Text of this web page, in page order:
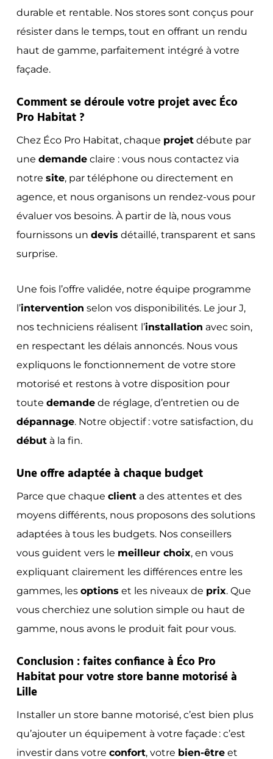
durable et rentable. Nos stores sont conçus pour
résister dans le temps, tout en offrant un rendu
haut de gamme, parfaitement intégré à votre
façade.
Comment se déroule votre projet avec Éco
Pro Habitat ?
Chez Éco Pro Habitat, chaque projetdébute par
une demandeclaire : vous nous contactez via
notre site, par téléphone ou directement en
agence, et nous organisons un rendez-vous pour
évaluer vos besoins. À partir de là, nous vous
fournissons un devis détaillé, transparent et sans
surprise.
Une fois l’offre validée, notre équipe programme
l’intervention selon vos disponibilités. Le jour J,
nos techniciens réalisent l’installation avec soin,
en respectant les délais annoncés. Nous vous
expliquons le fonctionnement de votre store
motorisé et restons à votre disposition pour
toute demandede réglage, d’entretien ou de
dépannage. Notre objectif : votre satisfaction, du
débutà la fin.
Une offre adaptée à chaque budget
Parce que chaque clienta des attentes et des
moyens différents, nous proposons des solutions
adaptées à tous les budgets. Nos conseillers
vous guident vers le meilleur choix, en vous
expliquant clairement les différences entre les
gammes, les options et les niveaux de prix. Que
vous cherchiez une solution simple ou haut de
gamme, nous avons le produit fait pour vous.
Conclusion : faites confiance à Éco Pro
Habitat pour votre store banne motorisé à
Lille
Installer un store banne motorisé, c’est bien plus
qu’ajouter un équipement à votre façade : c’est
investir dans votre confort, votre bien-êtreet